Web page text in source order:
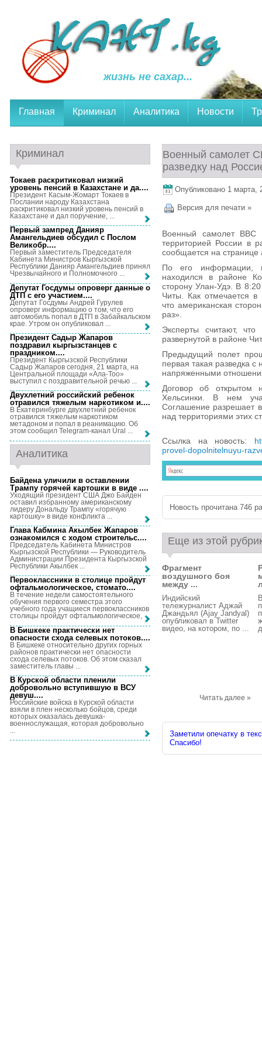
жизнь не сахар...
Главная Криминал Аналитика Новости
Военный самолет
разведку над
Опубликовано 1 марта,
Версия для печати »
Военный самолет ВВС
территорией России в
сообщается на странице
По его информации,
находился в районе
сторону Улан-Удэ. В
Читы. Как отмечается
что американская
раз».
Эксперты считают,
развернутой в районе
Предыдущий полет
первая такая разведка
напряженными
Договор об
Хельсинки. В нем
Соглашение разрешает
над территориями этих
Ссылка на новость:
provel-dopolnitelnuyu-
Новость прочитана 746
Еще из этой
Фрагмент
воздушного боя
между ...
Индийский
тележурналист Аджай
Джандьял (Ajay Jandyal)
опубликовал в Twitter
видео, на котором, по ...
Читать далее »
Заметили опечатку в
Спасибо!
Криминал
Токаев раскритиковал низкий
уровень пенсий в Казахстане и да....
Президент Касым-Жомарт Токаев в
Послании народу Казахстана
раскритиковал низкий уровень пенсий в
Казахстане и дал поручение, ...
Первый зампред Данияр
Амангельдиев обсудил с Послом
Великобр....
Первый заместитель Председателя
Кабинета Министров Кыргызской
Республики Данияр Амангельдиев принял
Чрезвычайного и Полномочного ...
Депутат Госдумы опроверг данные о
ДТП с его участием....
Депутат Госдумы Андрей Гурулев
опроверг информацию о том, что его
автомобиль попал в ДТП в Забайкальском
крае. Утром он опубликовал ...
Президент Садыр Жапаров
поздравил кыргызстанцев с
праздником....
Президент Кыргызской Республики
Садыр Жапаров сегодня, 21 марта, на
Центральной площади «Ала-Тоо»
выступил с поздравительной речью ...
Двухлетний российский ребенок
отравился тяжелым наркотиком и....
В Екатеринбурге двухлетний ребенок
отравился тяжелым наркотиком
метадоном и попал в реанимацию. Об
этом сообщил Telegram-канал Ural ...
Аналитика
Байдена уличили в оставлении
Трампу горячей картошки в виде ....
Уходящий президент США Джо Байден
оставил избранному американскому
лидеру Дональду Трампу «горячую
картошку» в виде конфликта ...
Глава Кабмина Акылбек Жапаров
ознакомился с ходом строительс....
Председатель Кабинета Министров
Кыргызской Республики — Руководитель
Администрации Президента Кыргызской
Республики Акылбек ...
Первоклассники в столице пройдут
офтальмологическое, стомато....
В течение недели самостоятельного
обучения первого семестра этого
учебного года учащиеся первоклассников
столицы пройдут офтальмологическое, ...
В Бишкеке практически нет
опасности схода селевых потоков....
В Бишкеке относительно других горных
районов практически нет опасности
схода селевых потоков. Об этом сказал
заместитель главы ...
В Курской области пленили
добровольно вступившую в ВСУ
девуш....
Российские войска в Курской области
взяли в плен несколько бойцов, среди
которых оказалась девушка-
военнослужащая, которая добровольно
...